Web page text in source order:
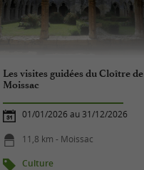
Les visites guidées du Cloître de
Moissac
01/01/2026 au 31/12/2026
11,8 km - Moissac
Culture